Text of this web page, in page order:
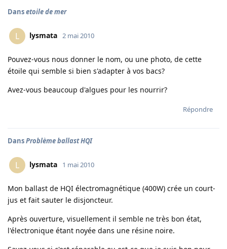
Dansetoile de mer
L lysmata 2 mai 2010
Pouvez-vous nous donner le nom, ou une photo, de cette
étoile qui semble si bien s'adapter à vos bacs?
Avez-vous beaucoup d'algues pour les nourrir?
Répondre
DansProblème ballast HQI
L lysmata 1 mai 2010
Mon ballast de HQI électromagnétique (400W) crée un court-
jus et fait sauter le disjoncteur.
Après ouverture, visuellement il semble ne très bon état,
l'électronique étant noyée dans une résine noire.